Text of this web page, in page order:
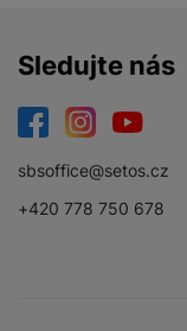
Sledujte nás
sbsoffice@setos.cz
+420 778 750 678